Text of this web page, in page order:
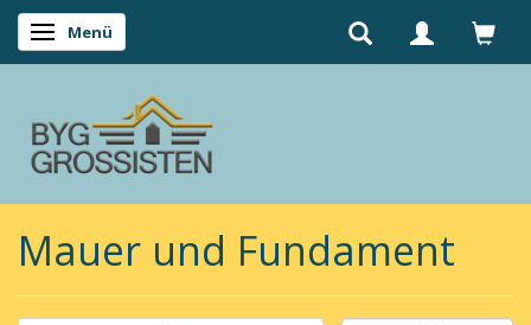
Anzeige ändern
Menü
Mauer und Fundament